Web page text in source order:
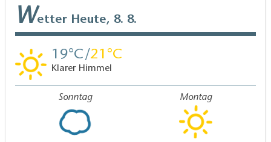
Wetter Heute, 8. 8.
19 21
Klarer Himmel
Sonntag Montag